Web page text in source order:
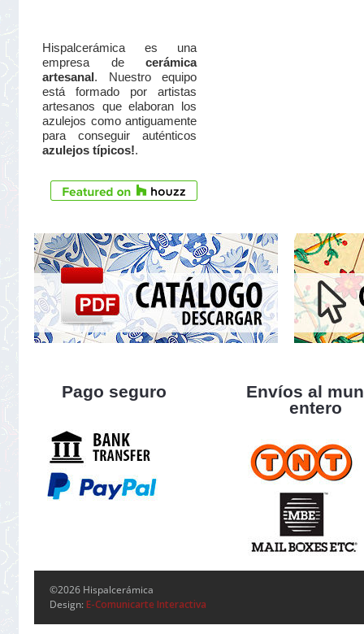
Hispalcerámica es una
empresa de cerámica
artesanal . Nuestro equipo
está formado por artistas
artesanos que elaboran los
azulejos como antiguamente
para conseguir auténticos
azulejos típicos!.
Pago seguro
Envíos al
entero
©2026 Hispalcerámica
Design: E-Comunicarte Interactiva